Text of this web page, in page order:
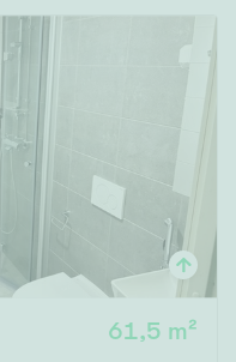
61,5 m²